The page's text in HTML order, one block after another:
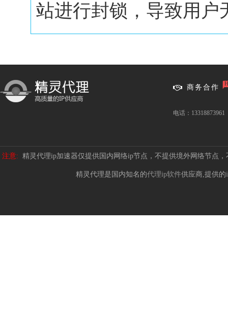
站进行封锁，导致用户
商务合作
电话：13318873961
注意: 精灵代理ip加速器仅提供国内网络ip节点，不提供境外网络节点
精灵代理是国内知名的代理ip软件供应商,提供的